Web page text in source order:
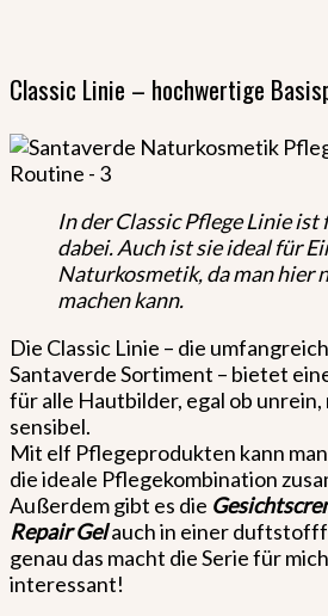
Classic Linie – hochwertige
In der Classic Pflege Linie
dabei. Auch ist sie ideal für
Naturkosmetik, da man hier
machen kann.
Die Classic Linie – die
Santaverde Sortiment – bietet
für alle Hautbilder, egal ob
sensibel.
Mit elf Pflegeprodukten kann
die ideale Pflegekombination
Außerdem gibt es die
Repair Gelauch in einer
genau das macht die Serie für
interessant!